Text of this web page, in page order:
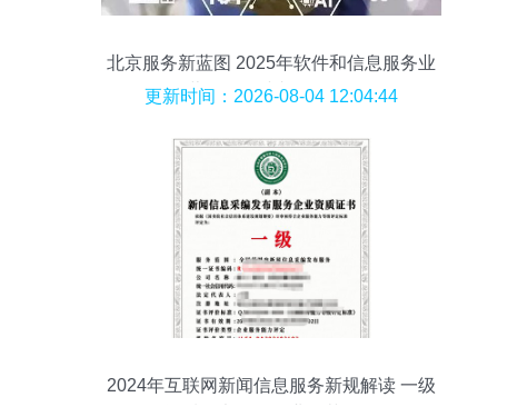
北京服务新蓝图 2025年软件和信息服务业
营收目标冲刺3万亿元
更新时间：2026-08-04 12:04:44
2024年互联网新闻信息服务新规解读 一级